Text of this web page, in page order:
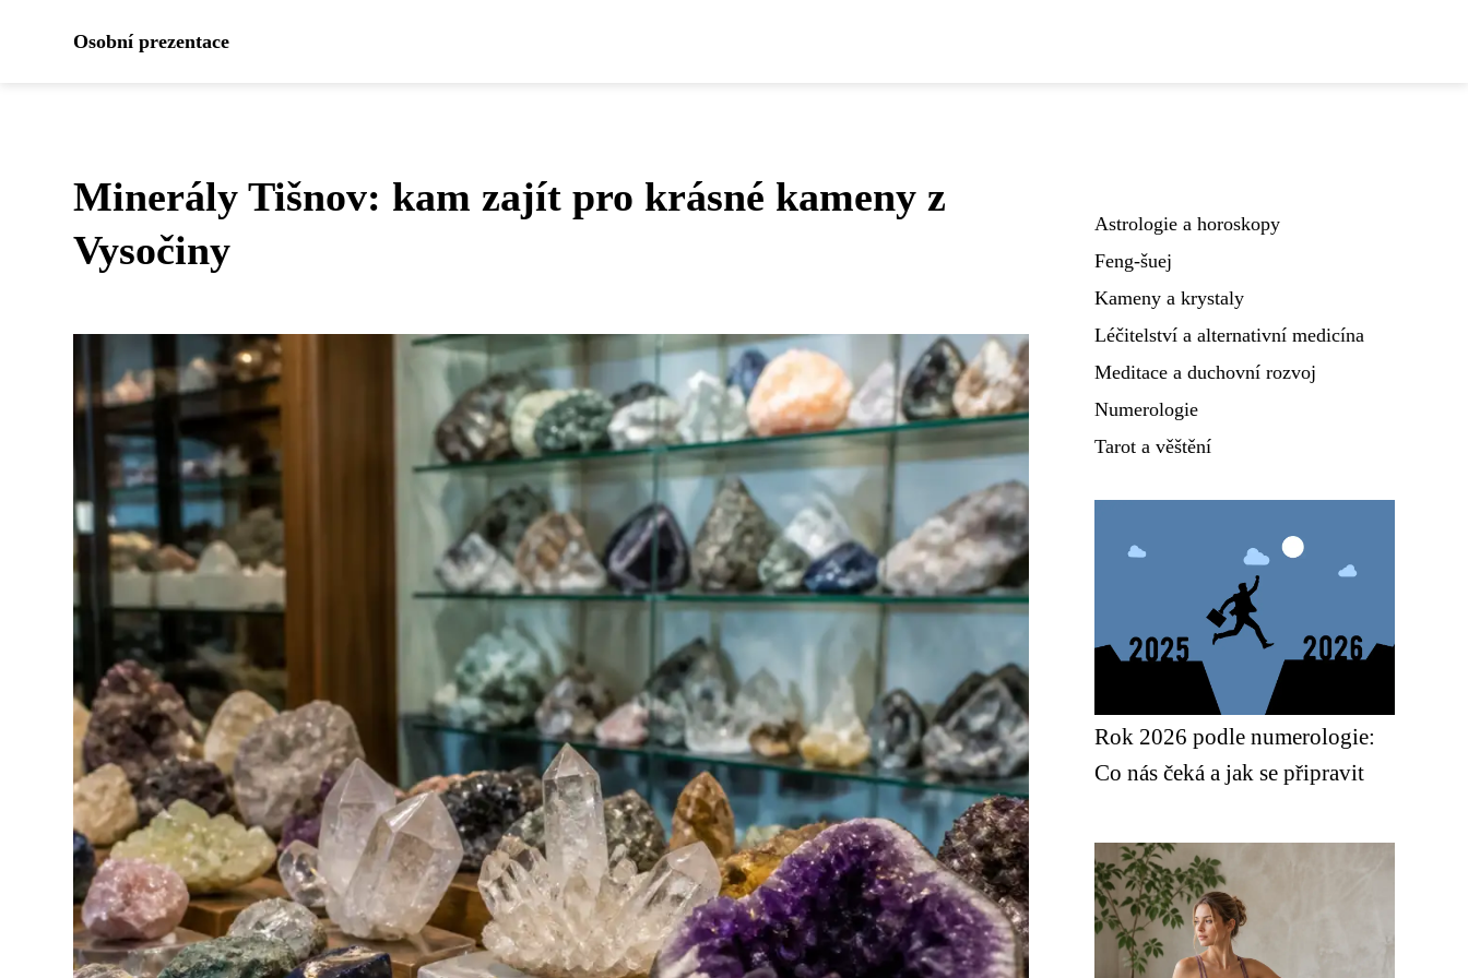
Osobní prezentace
Minerály Tišnov: kam zajít pro krásné kameny z
Vysočiny
Astrologie a horoskopy
Feng-šuej
Kameny a krystaly
Léčitelství a alternativní medicína
Meditace a duchovní rozvoj
Numerologie
Tarot a věštění
Rok 2026 podle numerologie:
Co nás čeká a jak se připravit